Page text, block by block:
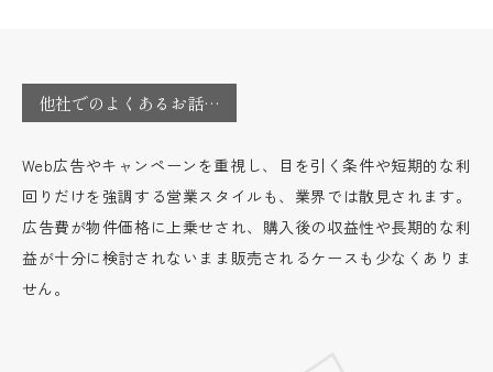
他社でのよくあるお話…
Web広告やキャンペーンを重視し、目を引く条件や短期的な利
回りだけを強調する営業スタイルも、業界では散見されます。
広告費が物件価格に上乗せされ、購入後の収益性や長期的な利
益が十分に検討されないまま販売されるケースも少なくありま
せん。